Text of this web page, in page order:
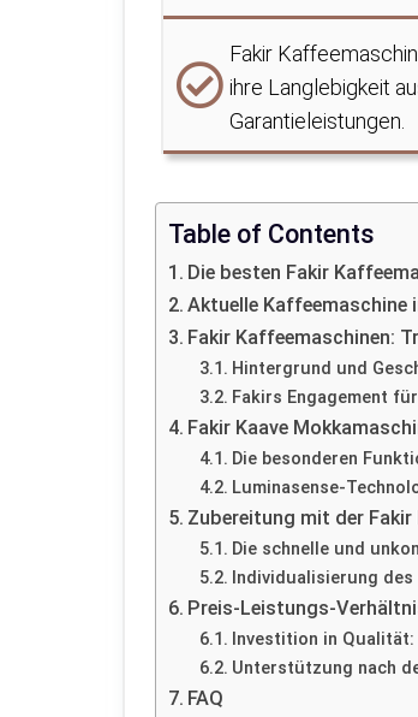
Fakir
ihre Langlebigkeit
Garantieleistungen.
Table of Contents
Die besten Fakir
Aktuelle Kaffeemaschine
Fakir Kaffeemaschinen:
Hintergrund und
Fakirs Engagement
Fakir Kaave
Die besonderen
Luminasense-
Zubereitung mit der Fakir
Die schnelle und
Individualisierung
Preis-Leistungs-
Investition in
Unterstützung nach
FAQ